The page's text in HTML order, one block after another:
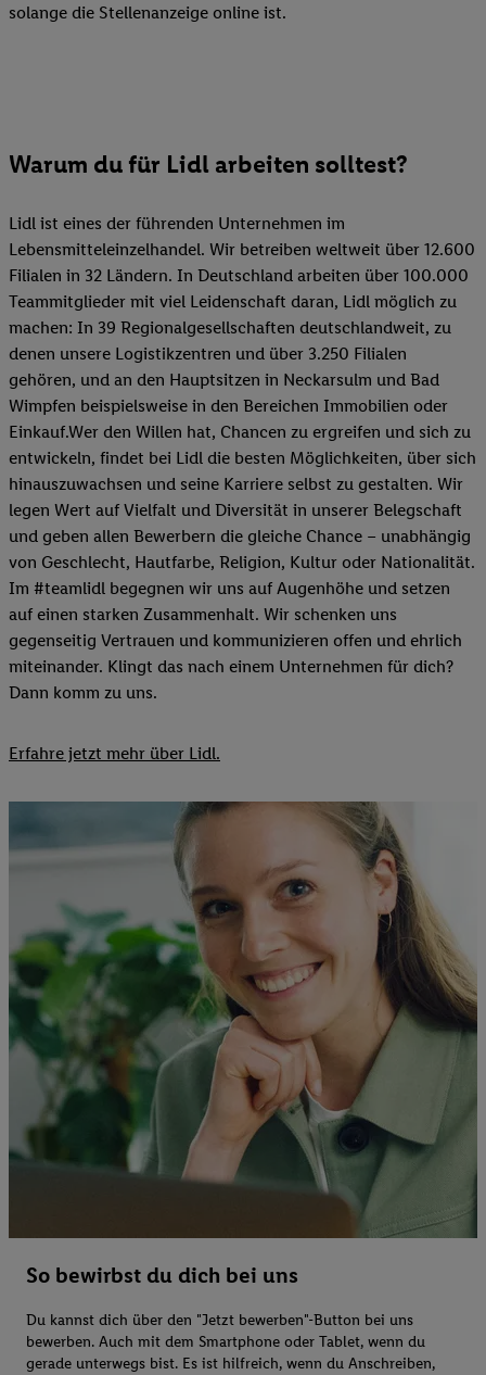
solange die Stellenanzeige online ist.
Warum du für Lidl arbeiten solltest?
Lidl ist eines der führenden Unternehmen im
Lebensmitteleinzelhandel. Wir betreiben weltweit über 12.600
Filialen in 32 Ländern. In Deutschland arbeiten über 100.000
Teammitglieder mit viel Leidenschaft daran, Lidl möglich zu
machen: In 39 Regionalgesellschaften deutschlandweit, zu
denen unsere Logistikzentren und über 3.250 Filialen
gehören, und an den Hauptsitzen in Neckarsulm und Bad
Wimpfen beispielsweise in den Bereichen Immobilien oder
Einkauf.Wer den Willen hat, Chancen zu ergreifen und sich zu
entwickeln, findet bei Lidl die besten Möglichkeiten, über sich
hinauszuwachsen und seine Karriere selbst zu gestalten. Wir
legen Wert auf Vielfalt und Diversität in unserer Belegschaft
und geben allen Bewerbern die gleiche Chance – unabhängig
von Geschlecht, Hautfarbe, Religion, Kultur oder Nationalität.
Im #teamlidl begegnen wir uns auf Augenhöhe und setzen
auf einen starken Zusammenhalt. Wir schenken uns
gegenseitig Vertrauen und kommunizieren offen und ehrlich
miteinander. Klingt das nach einem Unternehmen für dich?
Dann komm zu uns.​
Erfahre jetzt mehr über Lidl.
So bewirbst du dich bei uns
Du kannst dich über den "Jetzt bewerben"-Button bei uns
bewerben. Auch mit dem Smartphone oder Tablet, wenn du
gerade unterwegs bist. Es ist hilfreich, wenn du Anschreiben,